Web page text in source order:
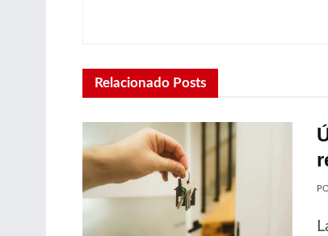
Relacionado Posts